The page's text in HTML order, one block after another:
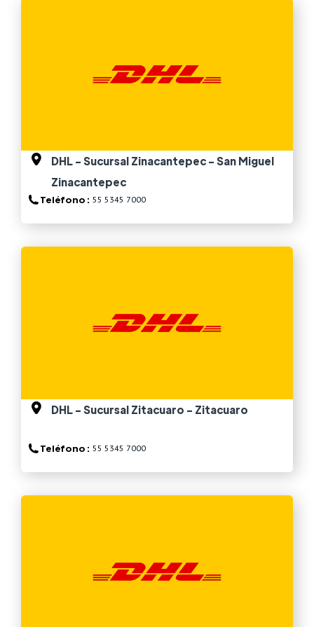
DHL - Sucursal Zinacantepec - San Miguel
Zinacantepec
Teléfono : 55 5345 7000
DHL - Sucursal Zitacuaro - Zitacuaro
Teléfono : 55 5345 7000